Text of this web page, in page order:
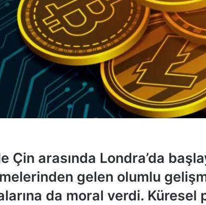
Çin arasında Londra’da
gelen olumlu
da moral verdi. Küresel